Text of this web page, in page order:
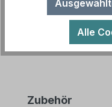
Parkplatzschildern
Produktgalerie
Zubehör
Alle